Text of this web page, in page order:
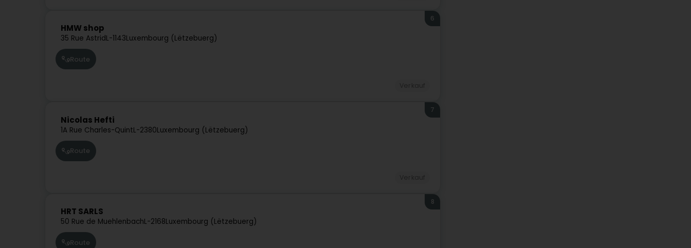
HMW shop
35 Rue AstridL-1143Luxembourg (Lëtzebuerg)
6
Route
Nicolas Hefti
1A Rue Charles-QuintL-2380Luxembourg (Lëtzebuerg)
7
Route
HRT SARLS
50 Rue de MuehlenbachL-2168Luxembourg (Lëtzebuerg)
8
Route